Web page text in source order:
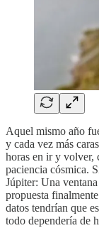
Aquel mismo año
y cada vez más
horas en ir y volver,
paciencia cósmica.
Júpiter: Una
propuesta
datos tendrían que
todo dependería de